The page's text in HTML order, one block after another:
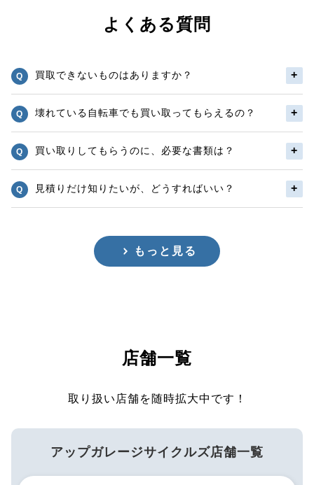
よくある質問
買取できないものはありますか？
壊れている自転車でも買い取ってもらえるの？
買い取りしてもらうのに、必要な書類は？
見積りだけ知りたいが、どうすればいい？
もっと見る
店舗一覧
取り扱い店舗を随時拡大中です！
アップガレージサイクルズ店舗一覧